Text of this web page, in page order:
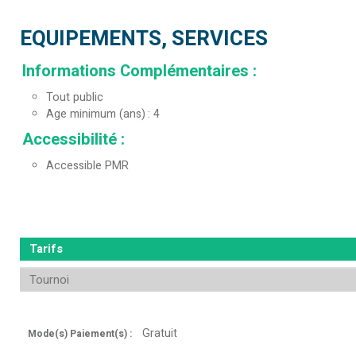
EQUIPEMENTS, SERVICES
Informations Complémentaires :
Tout public
Age minimum (ans) 4
Accessibilité :
Accessible PMR
Tarifs
Tournoi
Mode(s) Paiement(s) : Gratuit